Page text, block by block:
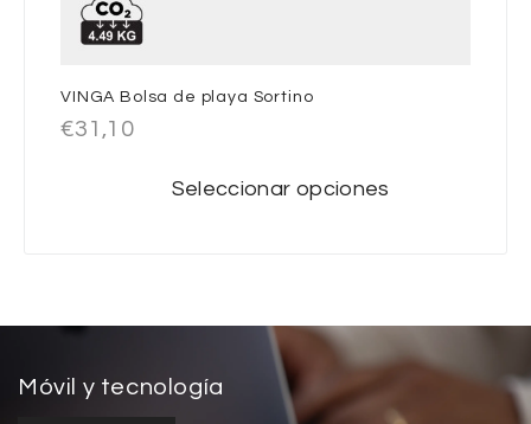
VINGA Bolsa de playa Sortino
€31,10
Seleccionar opciones
Móvil y tecnología